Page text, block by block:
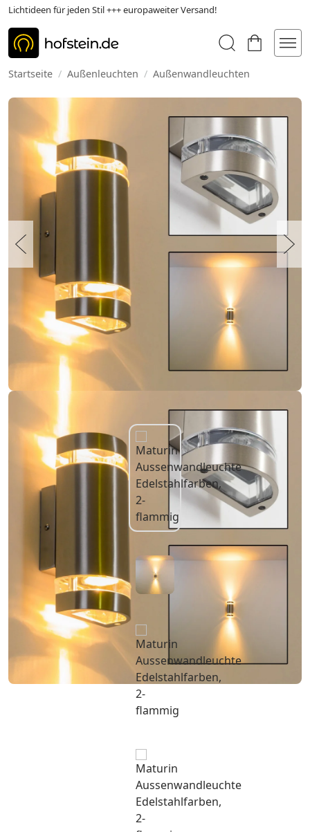
Lichtideen für jeden Stil +++ europaweiter Versand!
Startseite / Außenleuchten / Außenwandleuchten